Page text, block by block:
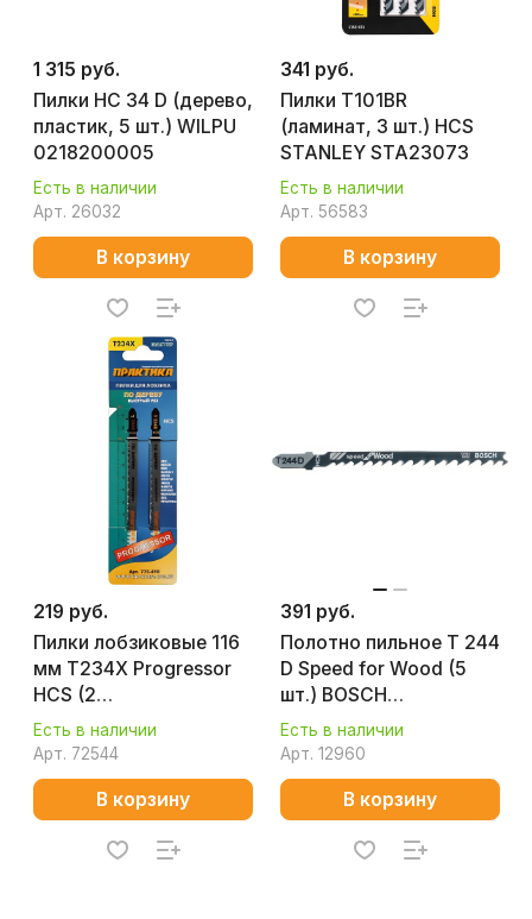
1 315 руб.
Пилки HC 34 D (дерево,
пластик, 5 шт.) WILPU
0218200005
Есть в наличии
Арт. 26032
В корзину
341 руб.
Пилки T101BR
(ламинат, 3 шт.) HCS
STANLEY STA23073
Есть в наличии
Арт. 56583
В корзину
219 руб.
Пилки лобзиковые 116
мм T234X Progressor
HCS (2
шт.,дерево,ДСП,
быстрый чистый рез)
ПРАКТИКА 775-419
Есть в наличии
Арт. 72544
В корзину
391 руб.
Полотно пильное T 244
D Speed for Wood (5
шт.) BOSCH
2608630058
Есть в наличии
Арт. 12960
В корзину